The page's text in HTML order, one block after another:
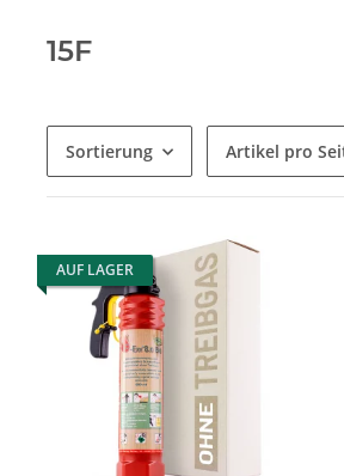
15F
Sortierung Artikel pro
AUF LAGER